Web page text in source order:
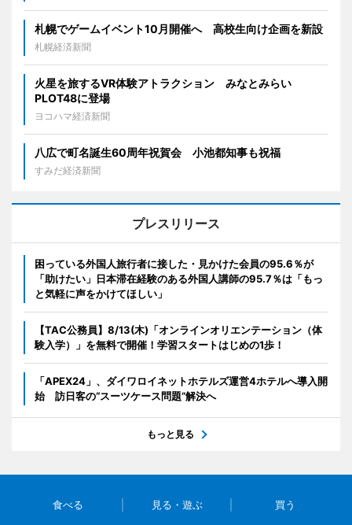
札幌でゲームイベント10月開催へ 高校生向け企画を新設
札幌経済新聞
火星を旅するVR体験アトラクション みなとみらい
PLOT48に登場
ヨコハマ経済新聞
八広で町名誕生60周年祝賀会 小池都知事も祝福
すみだ経済新聞
プレスリリース
困っている外国人旅行者に接した・見かけた会員の95.6％が
「助けたい」日本滞在経験のある外国人講師の95.7％は「もっ
と気軽に声をかけてほしい」
【TAC公務員】8/13(木)「オンラインオリエンテーション（体
験入学）」を無料で開催！学習スタートはじめの1歩！
「APEX24」、ダイワロイネットホテルズ運営4ホテルへ導入開
始 訪日客の“スーツケース問題”解決へ
もっと見る
食べる 見る・遊ぶ 買う